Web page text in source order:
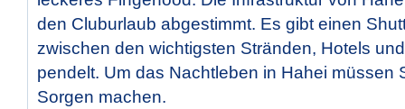
den Cluburlaub abgestimmt. Es gibt einen
zwischen den wichtigsten Stränden, Hotels
pendelt. Um das Nachtleben in Hahei müssen
Sorgen machen.